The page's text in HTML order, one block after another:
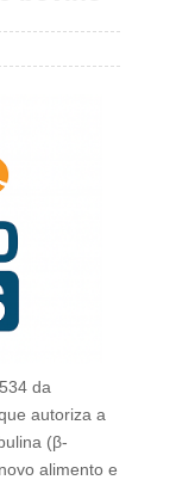
da
autoriza a
(β-
alimento e